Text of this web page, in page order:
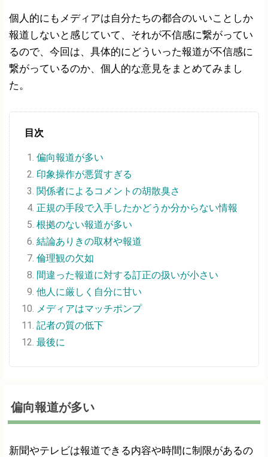
個人的にもメディアは自分たちの都合のいいことしか
報道しないと感じていて、それが不信感に繋がってい
るので、今回は、具体的にどういった報道が不信感に
繋がっているのか、個人的な意見をまとめてみまし
た。
目次
偏向報道が多い
印象操作が悪質すぎる
関係者によるコメントの胡散臭さ
正規の手段で入手したかどうか分からない情報
根拠のない報道が多い
結論ありきの取材や報道
倫理観の欠如
間違った報道に対する訂正の扱いが小さい
他人に厳しく自分に甘い
メディアはマッチポンプ
記者の質の低下
最後に
偏向報道が多い
新聞やテレビは報道できる内容や時間に制限があるの